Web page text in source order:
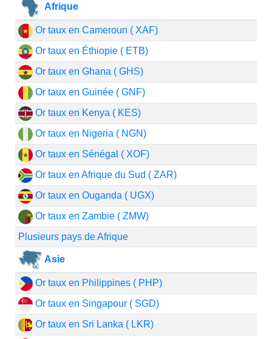
Afrique
Or taux en Cameroun ( XAF)
Or taux en Éthiopie ( ETB)
Or taux en Ghana ( GHS)
Or taux en Guinée ( GNF)
Or taux en Kenya ( KES)
Or taux en Nigeria ( NGN)
Or taux en Sénégal ( XOF)
Or taux en Afrique du Sud ( ZAR)
Or taux en Ouganda ( UGX)
Or taux en Zambie ( ZMW)
Plusieurs pays de Afrique
Asie
Or taux en Philippines ( PHP)
Or taux en Singapour ( SGD)
Or taux en Sri Lanka ( LKR)